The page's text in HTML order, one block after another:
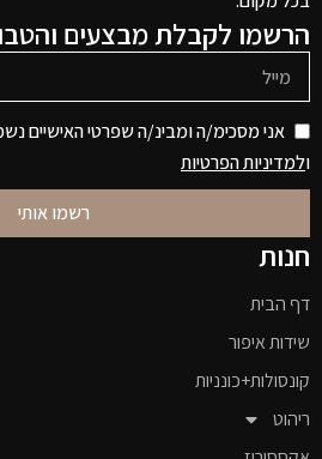
הרשמו לקבלת מבצעים
אני מסכימ/ה ומבינ/ה שפרטי האישיים
ולמדיניות הפרטיות
רשמו אותי
חנות
דף הבית
שידות איפור
קונסולות+כונניות
ריהוט